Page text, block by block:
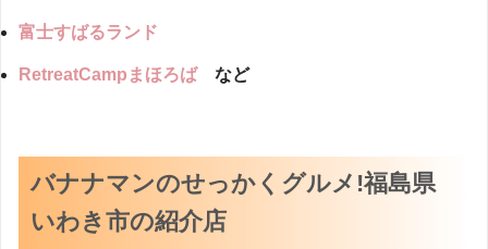
富士すばるランド
RetreatCampまほろばなど
バナナマンのせっかくグルメ!福島県
いわき市の紹介店